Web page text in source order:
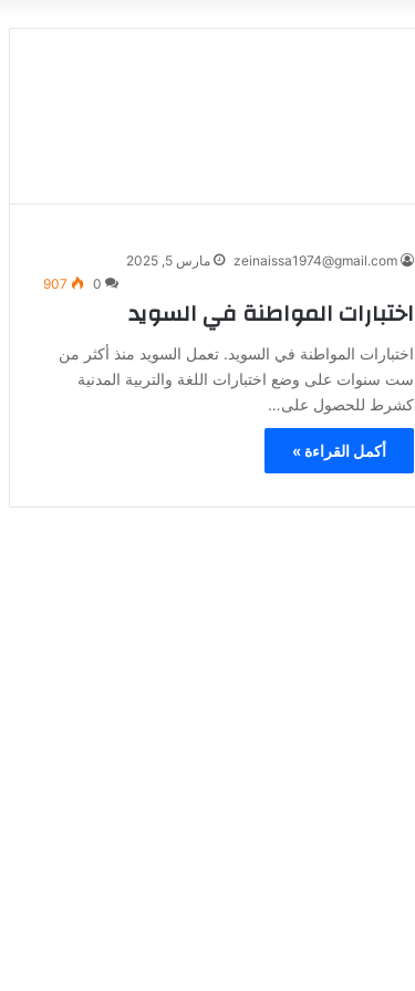
zeinaissa1974@gmail.com
مارس 5, 2025
0
907
اختبارات المواطنة في السويد
اختبارات المواطنة في السويد. تعمل السويد منذ أكثر من
ست سنوات على وضع اختبارات اللغة والتربية المدنية
كشرط للحصول على…
أكمل القراءة »